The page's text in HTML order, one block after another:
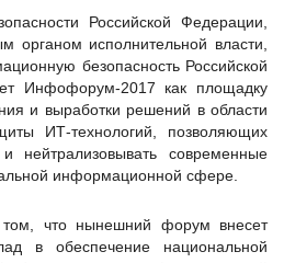
Российской Федерации,
исполнительной власти,
безопасность Российской
Инфофорум-2017 как площадку
и выработки решений в области
ИТ-технологий, позволяющих
нейтрализовывать современные
информационной сфере.
что нынешний форум внесет
в обеспечение национальной